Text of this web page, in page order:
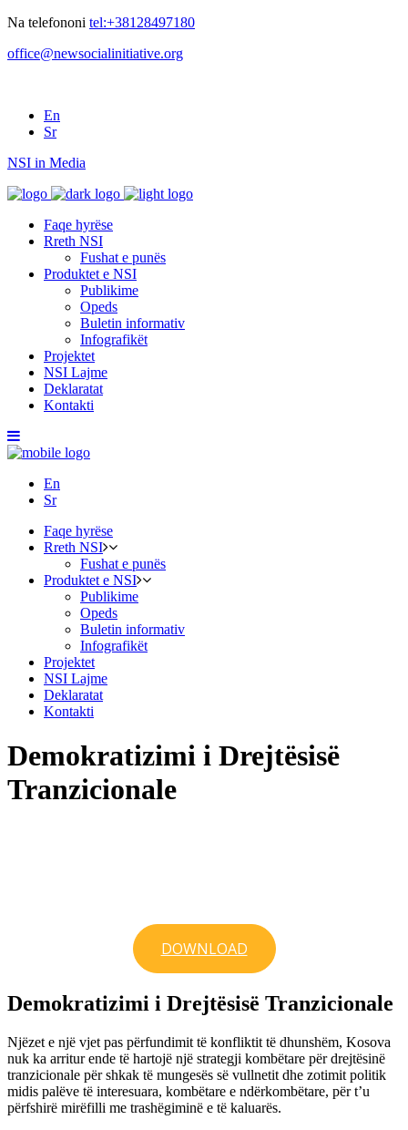
Na telefononi tel:+38128497180
office@newsocialinitiative.org
En
Sr
NSI in Media
Faqe hyrëse
Rreth NSI
Fushat e punës
Produktet e NSI
Publikime
Opeds
Buletin informativ
Infografikët
Projektet
NSI Lajme
Deklaratat
Kontakti
En
Sr
Faqe hyrëse
Rreth NSI
Fushat e punës
Produktet e NSI
Publikime
Opeds
Buletin informativ
Infografikët
Projektet
NSI Lajme
Deklaratat
Kontakti
Demokratizimi i Drejtësisë
Tranzicionale
DOWNLOAD
Demokratizimi i Drejtësisë Tranzicionale
Njëzet e një vjet pas përfundimit të konfliktit të dhunshëm, Kosova
nuk ka arritur ende të hartojë një strategji kombëtare për drejtësinë
tranzicionale për shkak të mungesës së vullnetit dhe zotimit politik
midis palëve të interesuara, kombëtare e ndërkombëtare, për t’u
përfshirë mirëfilli me trashëgiminë e të kaluarës.